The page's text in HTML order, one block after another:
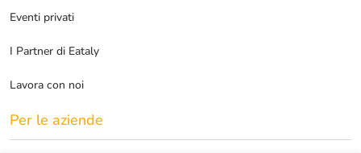
Eventi privati
I Partner di Eataly
Lavora con noi
Per le aziende